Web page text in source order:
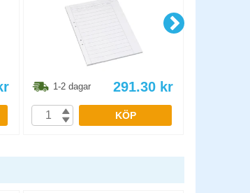
1-2 dagar 291.30 kr
KÖP